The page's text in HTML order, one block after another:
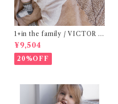
1+in the family / VICTOR (
12m )
¥9,504
20%OFF